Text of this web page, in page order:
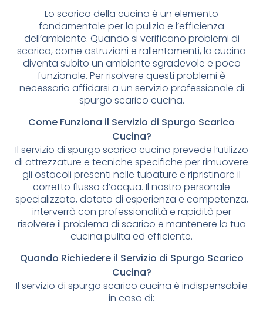
Lo scarico della cucina è un elemento
fondamentale per la pulizia e l’efficienza
dell’ambiente. Quando si verificano problemi di
scarico, come ostruzioni e rallentamenti, la cucina
diventa subito un ambiente sgradevole e poco
funzionale. Per risolvere questi problemi è
necessario affidarsi a un servizio professionale di
spurgo scarico cucina.
Come Funziona il Servizio di Spurgo Scarico
Cucina?
Il servizio di spurgo scarico cucina prevede l’utilizzo
di attrezzature e tecniche specifiche per rimuovere
gli ostacoli presenti nelle tubature e ripristinare il
corretto flusso d’acqua. Il nostro personale
specializzato, dotato di esperienza e competenza,
interverrà con professionalità e rapidità per
risolvere il problema di scarico e mantenere la tua
cucina pulita ed efficiente.
Quando Richiedere il Servizio di Spurgo Scarico
Cucina?
Il servizio di spurgo scarico cucina è indispensabile
in caso di: